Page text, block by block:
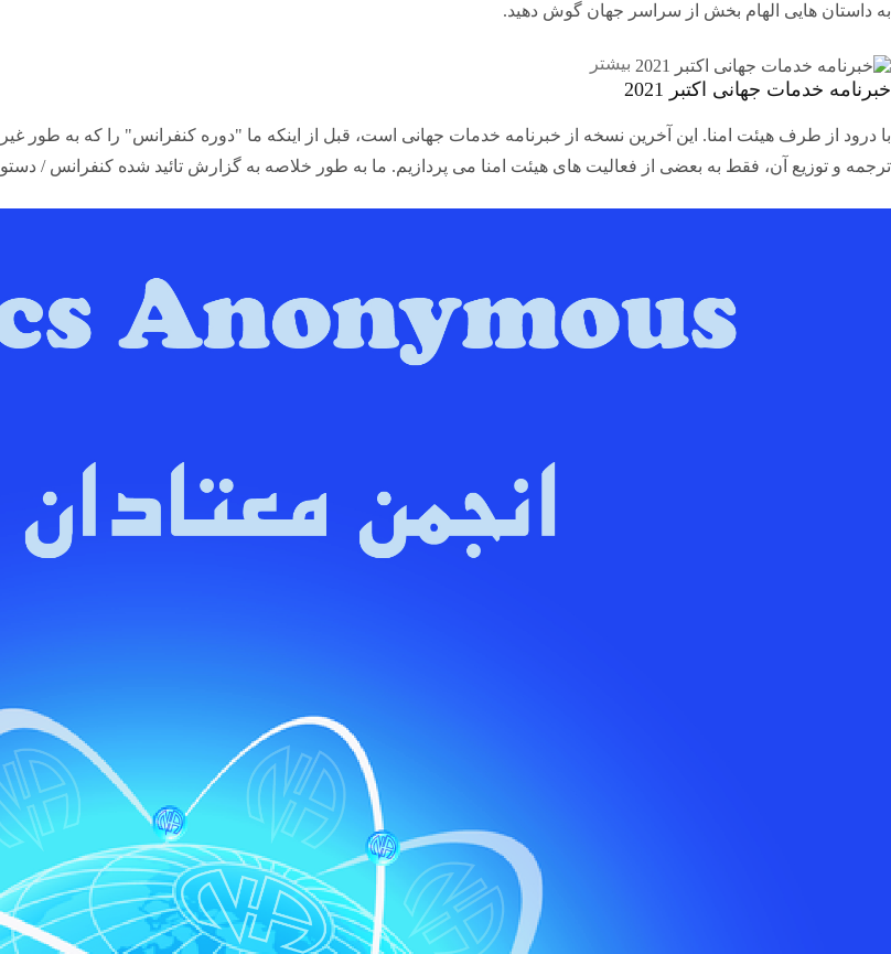
به داستان هایی الهام بخش از سراسر جهان گوش دهید.
بیشتر
خبرنامه خدمات جهانی اکتبر 2021
با درود از طرف هیئت امنا. این آخرین نسخه از خبرنامه خدمات جهانی است، قبل از اینکه ما "دوره کنفرانس" را که به طور
ترجمه و توزیع آن، فقط به بعضی از فعالیت های هیئت امنا می پردازیم. ما به طور خلاصه به گزارش تائید شده کنفرانس /